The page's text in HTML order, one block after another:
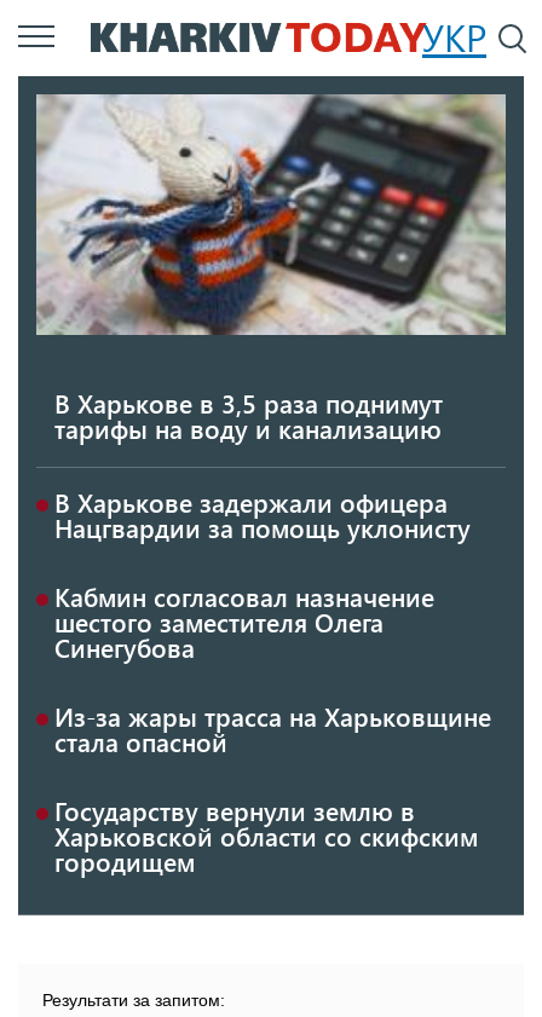
Перейти
к
содержанию
УКР
В Харькове в 3,5 раза поднимут
тарифы на воду и канализацию
В Харькове задержали офицера
Нацгвардии за помощь уклонисту
Кабмин согласовал назначение
шестого заместителя Олега
Синегубова
Из-за жары трасса на Харьковщине
стала опасной
Государству вернули землю в
Харьковской области со скифским
городищем
Результати за запитом: